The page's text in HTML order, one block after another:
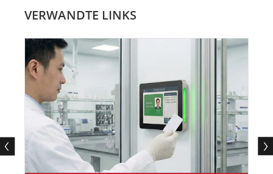
VERWANDTE LINKS